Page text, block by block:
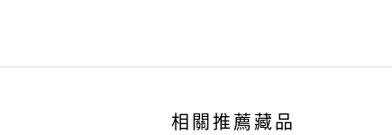
相關推薦藏品